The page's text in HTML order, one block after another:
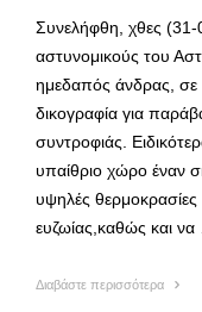
Συνελήφθη, χθες
αστυνομικούς του
ημεδαπός άνδρας, σε
δικογραφία για
συντροφιάς.
υπαίθριο χώρο έναν
υψηλές θερμοκρασίες
ευζωίας,καθώς και να
Διαβάστε περισσότερα